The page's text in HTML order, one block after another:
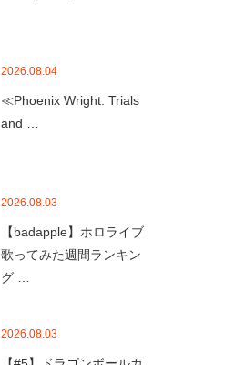
2026.08.04
≪Phoenix Wright: Trials
and …
2026.08.03
【badapple】ホロライブ
歌ってみた週間ランキン
グ …
2026.08.03